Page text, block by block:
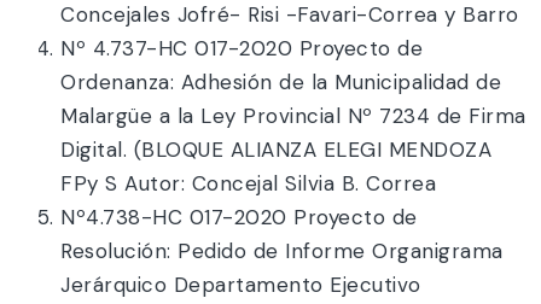
Concejales Jofré- Risi -Favari-Correa y Barro
Nº 4.737-HC 017-2020 Proyecto de
Ordenanza: Adhesión de la Municipalidad de
Malargüe a la Ley Provincial Nº 7234 de Firma
Digital. (BLOQUE ALIANZA ELEGI MENDOZA
FPy S Autor: Concejal Silvia B. Correa
Nº4.738-HC 017-2020 Proyecto de
Resolución: Pedido de Informe Organigrama
Jerárquico Departamento Ejecutivo